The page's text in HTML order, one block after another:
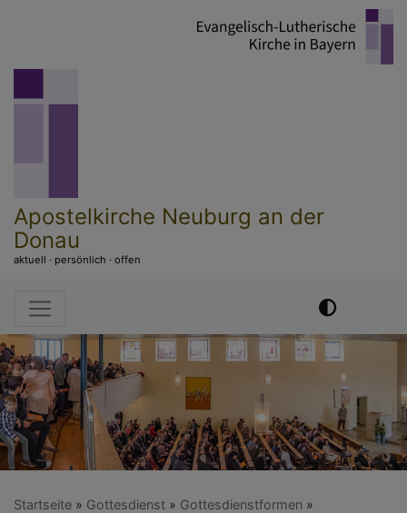
Apostelkirche Neuburg an der
Donau
aktuell · persönlich · offen
Hauptnavigation
Startseite Gottesdienst
Gottesdienstformen